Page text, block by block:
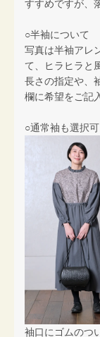
すすめですが、
○半袖について
写真は半袖アレ
て、ヒラヒラと
長さの指定や、
欄に希望をご記
○通常袖も選択可
袖口にゴムのつ